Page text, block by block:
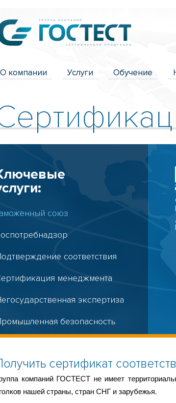
О компании Услуги Обучение
союз
соответствия
менеджмента
экспертиза
безопасность
Электролабораториясертификат
компаний ГОСТЕСТ не имеет
нашей страны, стран СНГ и зарубежья.